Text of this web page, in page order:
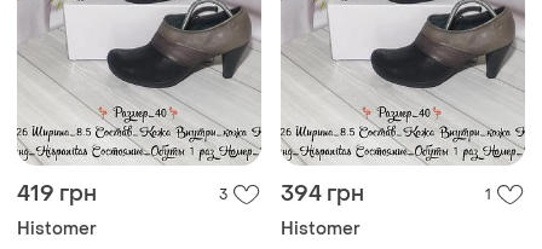
419 грн 3
Histomer
394 грн 1
Histomer